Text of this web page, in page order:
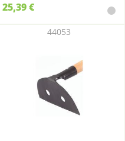
25,39 €
44053